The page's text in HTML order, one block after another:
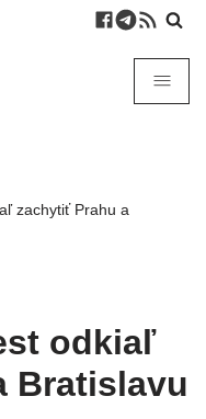
zachytiť Prahu a
odkiaľ
Bratislavu